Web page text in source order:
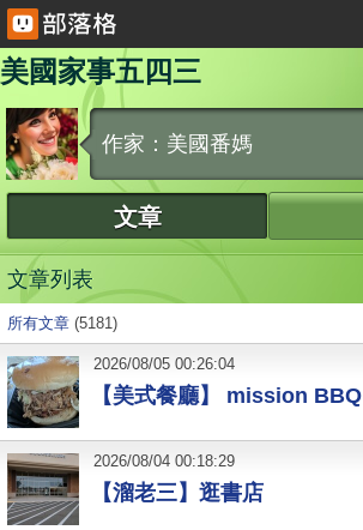
美國家事五四三
作家：美國番媽
文章
文章列表
所有文章 (5181)
【美式餐廳】 mission BBQ
2026/08/05 00:26:04
【溜老三】逛書店
2026/08/04 00:18:29